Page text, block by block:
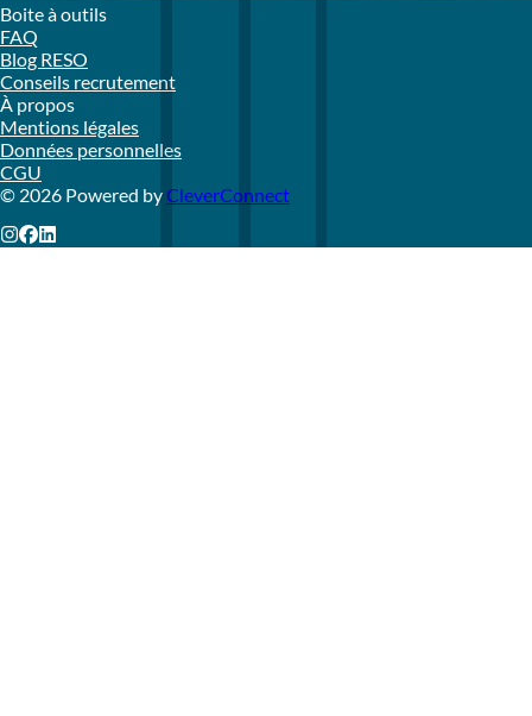
Boite à outils
FAQ
Blog RESO
Conseils recrutement
À propos
Mentions légales
Données personnelles
CGU
© 2026 Powered byCleverConnect